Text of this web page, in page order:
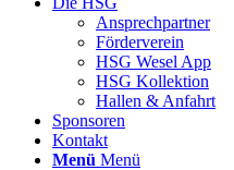
Ansprechpartner
Förderverein
HSG Wesel App
HSG Kollektion
Hallen & Anfahrt
Sponsoren
Kontakt
Menü Menü